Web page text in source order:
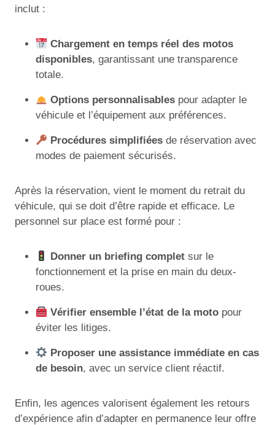
inclut :
Chargement en temps réel des motos
disponibles, garantissant une transparence
totale.
Options personnalisables pour adapter le
véhicule et l’équipement aux préférences.
Procédures simplifiées de réservation avec
modes de paiement sécurisés.
Après la réservation, vient le moment du retrait du
véhicule, qui se doit d’être rapide et efficace. Le
personnel sur place est formé pour :
Donner un briefing complet sur le
fonctionnement et la prise en main du deux-
roues.
Vérifier ensemble l’état de la moto pour
éviter les litiges.
Proposer une assistance immédiate en cas
de besoin, avec un service client réactif.
Enfin, les agences valorisent également les retours
d’expérience afin d’adapter en permanence leur offre